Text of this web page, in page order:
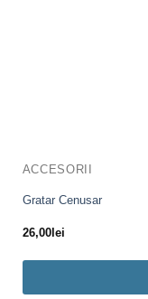
ACCESORII
Gratar Cenusar
26,00lei